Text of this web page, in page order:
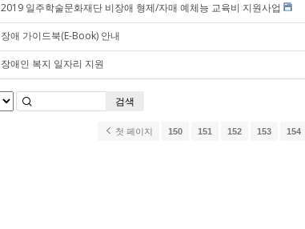
2019 일주학술문화재단 비장애 형제/자매 예체능 교육비 지원사업
장애 가이드북(E-Book) 안내
장애인 복지 일자리 지원
검색
첫 페이지 150 151 152 153 154